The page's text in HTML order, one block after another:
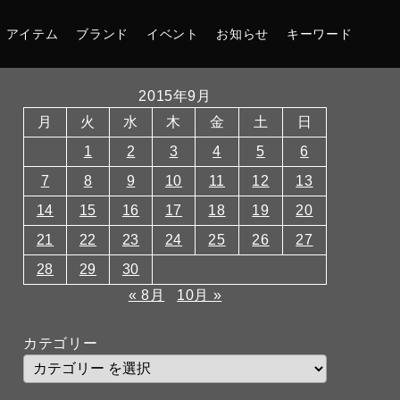
アイテム ブランド イベント お知らせ キーワード
2015年9月
月
火 水 木 金 土
日
1
2 3 4 5
6
7
8 9 10 11 12
13
14
15 16 17 18 19
20
21
22 23 24 25 26
27
28
29
30
« 8月
10月 »
カテゴリー